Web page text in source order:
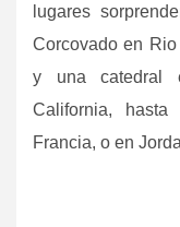
lugares
Corcovado en
y una catedral
California,
Francia, o en